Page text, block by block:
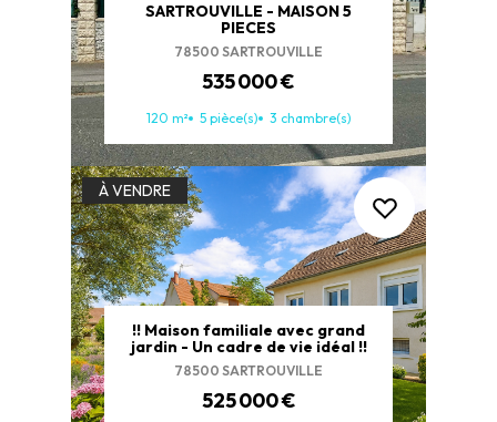
SARTROUVILLE - MAISON 5
PIECES
78500 SARTROUVILLE
535 000 €
120 m² 5 pièce(s) 3 chambre(s)
!! Maison familiale avec grand
jardin - Un cadre de vie idéal !!
78500 SARTROUVILLE
525 000 €
À VENDRE